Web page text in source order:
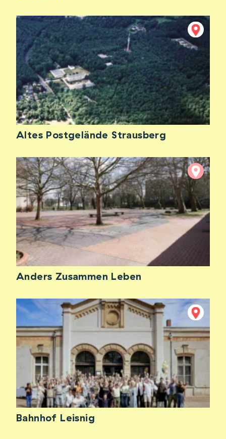
Altes Postgelände Strausberg
Anders Zusammen Leben
Bahnhof Leisnig